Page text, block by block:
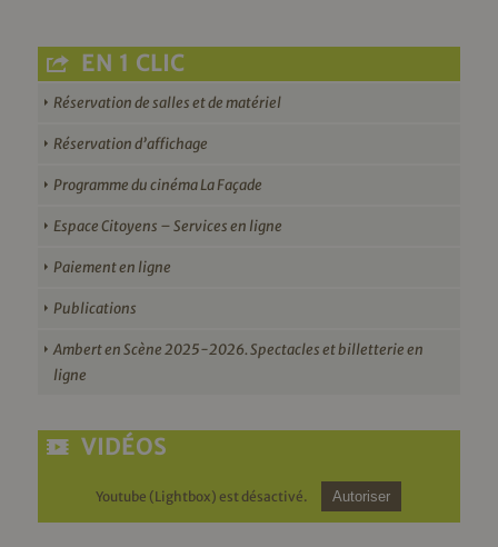
EN 1 CLIC
Réservation de salles et de matériel
Réservation d’affichage
Programme du cinéma La Façade
Espace Citoyens – Services en ligne
Paiement en ligne
Publications
Ambert en Scène 2025-2026. Spectacles et billetterie en
ligne
VIDÉOS
Youtube (Lightbox) est désactivé. Autoriser